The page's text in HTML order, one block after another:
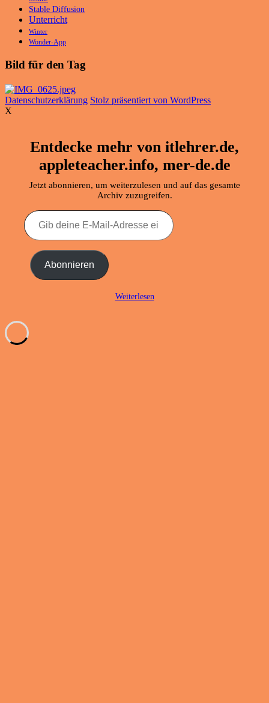
Stable Diffusion
Unterricht
Winter
Wonder-App
Bild für den Tag
Datenschutzerklärung Stolz präsentiert von WordPress
X
Entdecke mehr von itlehrer.de,
appleteacher.info, mer-de.de
Jetzt abonnieren, um weiterzulesen und auf das gesamte
Archiv zuzugreifen.
Gib
deine
E-
Adresse
ein ... Abonnieren
Weiterlesen